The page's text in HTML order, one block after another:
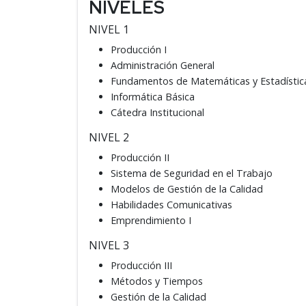
NIVELES
NIVEL 1
Producción I
Administración General
Fundamentos de Matemáticas y
Informática Básica
Cátedra Institucional
NIVEL 2
Producción II
Sistema de Seguridad en el Trabajo
Modelos de Gestión de la Calidad
Habilidades Comunicativas
Emprendimiento I
NIVEL 3
Producción III
Métodos y Tiempos
Gestión de la Calidad